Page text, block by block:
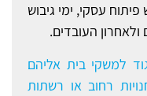
עסקי, ימי גיבוש
העובדים.
למשקי בית אליהם
רחוב או רשתות